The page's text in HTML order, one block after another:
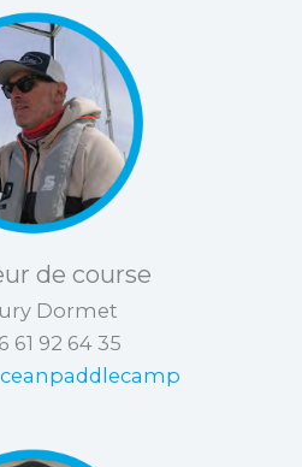
de course
Dormet
61 92 64 35